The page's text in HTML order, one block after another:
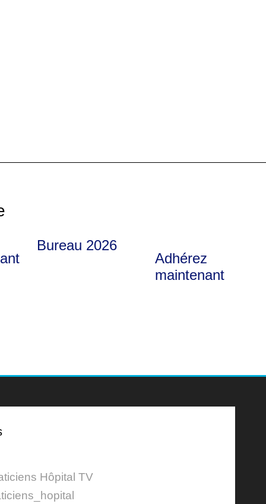
Bureau 2026
Adhérez
maintenant
Hôpital TV